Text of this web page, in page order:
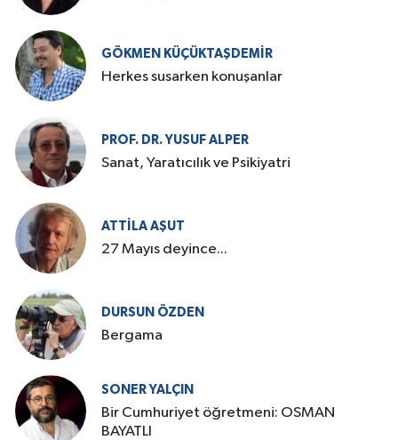
GÖKMEN KÜÇÜKTAŞDEMIR
Herkes susarken konuşanlar
PROF. DR. YUSUF ALPER
Sanat, Yaratıcılık ve Psikiyatri
ATTILA AŞUT
27 Mayıs deyince...
DURSUN ÖZDEN
Bergama
SONER YALÇIN
Bir Cumhuriyet öğretmeni: OSMAN
BAYATLI